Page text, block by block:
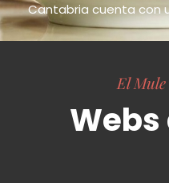
Cantabria cuenta con
El